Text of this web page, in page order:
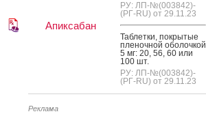
Апиксабан
РУ: ЛП-№(003842)-
(РГ-RU) от 29.11.23
Таб­летки, пок­ры­тые
пле­ноч­ной обо­лоч­кой
5 мг: 20, 56, 60 или
100 шт.
РУ: ЛП-№(003842)-
(РГ-RU) от 29.11.23
Реклама